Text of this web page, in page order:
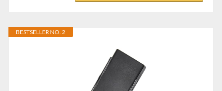
BESTSELLER NO. 2